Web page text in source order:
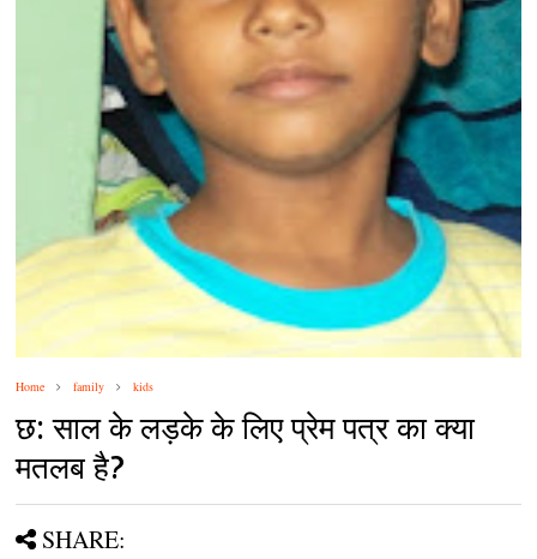
Home family kids
छ: साल के लड़के के लिए प्रेम पत्र का क्या
मतलब है?
SHARE: